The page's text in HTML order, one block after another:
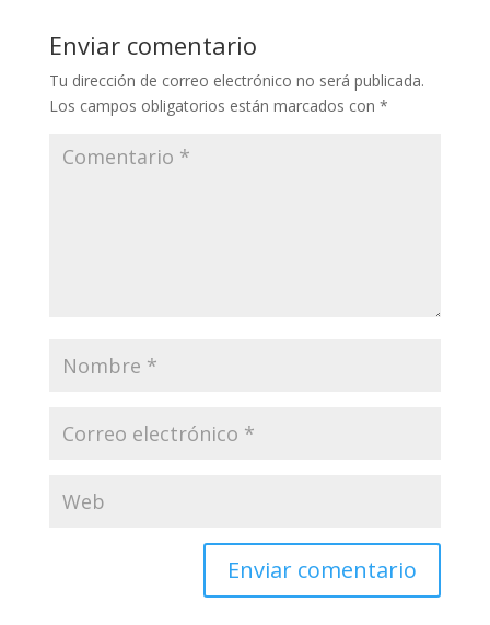
Enviar comentario
Tu dirección de correo electrónico no será publicada.
Los campos obligatorios están marcados con *